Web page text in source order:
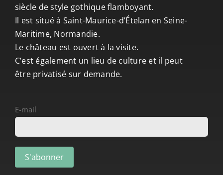
siècle de style gothique flamboyant.
Il est situé à Saint-Maurice-d’Ételan en Seine-
Maritime, Normandie.
Le château est ouvert à la visite.
C’est également un lieu de culture et il peut
être privatisé sur demande.
E-mail